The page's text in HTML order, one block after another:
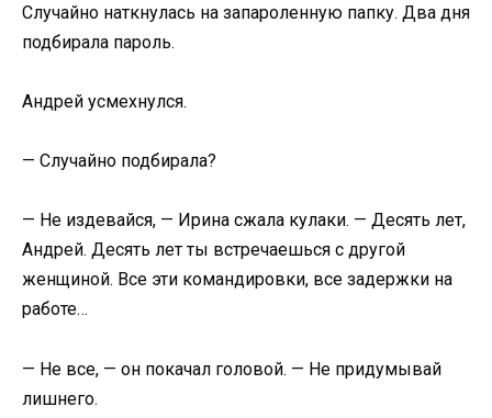
Случайно наткнулась на запароленную папку. Два дня
подбирала пароль.
Андрей усмехнулся.
— Случайно подбирала?
— Не издевайся, — Ирина сжала кулаки. — Десять лет,
Андрей. Десять лет ты встречаешься с другой
женщиной. Все эти командировки, все задержки на
работе…
— Не все, — он покачал головой. — Не придумывай
лишнего.